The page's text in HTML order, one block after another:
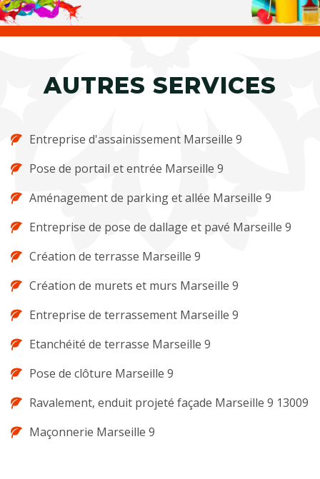
AUTRES SERVICES
Entreprise d'assainissement Marseille 9
Pose de portail et entrée Marseille 9
Aménagement de parking et allée Marseille 9
Entreprise de pose de dallage et pavé Marseille 9
Création de terrasse Marseille 9
Création de murets et murs Marseille 9
Entreprise de terrassement Marseille 9
Etanchéité de terrasse Marseille 9
Pose de clôture Marseille 9
Ravalement, enduit projeté façade Marseille 9 13009
Maçonnerie Marseille 9